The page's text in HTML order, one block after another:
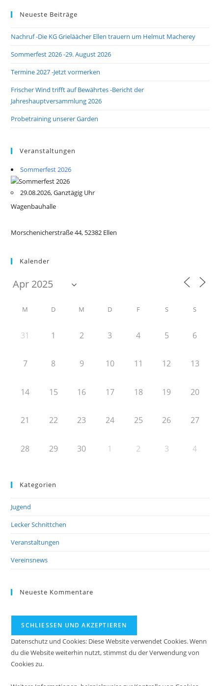
Neueste Beiträge
Nachruf -Die KG Grieläächer Ellen trauern um Helmut Macherey
Sommerfest 2026 -29. August 2026
Termine 2027 -Jetzt vormerken
Frischer Wind trifft auf Bewährtes -Bericht der
Jahreshauptversammlung 2026
Probetraining unserer Garden
Veranstaltungen
Sommerfest 2026
29.08.2026, Ganztägig Uhr
Wagenbauhalle
Morschenicherstraße 44, 52382 Ellen
Kalender
M D M D F S S
31 1 2 3 4 5 6
7 8 9 10 11 12 13
14 15 16 17 18 19 20
21 22 23 24 25 26 27
28 29 30 1 2 3 4
Kategorien
Jugend
Lecker Schnittchen
Veranstaltungen
Vereinsnews
Neueste Kommentare
Datenschutz und Cookies: Diese Website verwendet Cookies. Wenn
du die Website weiterhin nutzt, stimmst du der Verwendung von
Cookies zu.